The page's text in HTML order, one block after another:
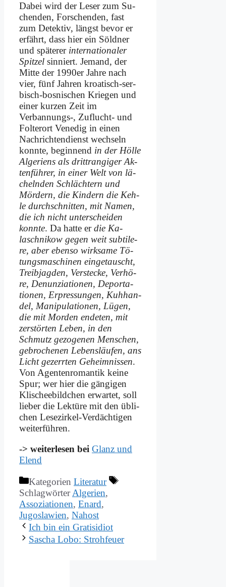
Da­bei wird der Le­ser zum Su­
chen­den, For­schen­den, fast
zum De­tek­tiv, längst be­vor er
er­fährt, dass hier ein Söld­ner
und spä­te­rer in­ter­na­tio­na­ler
Spit­zel sin­niert. Je­mand, der
Mit­te der 1990er Jah­re nach
vier, fünf Jah­ren kroa­tisch-ser­
bisch-bos­ni­schen Krie­gen und
ei­ner kur­zen Zeit im
Verbannungs‑, Zu­flucht- und
Fol­ter­ort Ve­ne­dig in ei­nen
Nach­rich­ten­dienst wech­seln
konn­te, be­gin­nend in der Höl­le
Al­ge­ri­ens als dritt­ran­gi­ger Ak­
ten­füh­rer, in ei­ner Welt von lä­
cheln­den Schläch­tern und
Mör­dern, die Kin­dern die Keh­
le durch­schnit­ten, mit Na­men,
die ich nicht un­ter­schei­den
konn­te. Da hat­te erdie Ka­
lasch­ni­kow ge­gen weit sub­ti­le­
re, aber eben­so wirk­sa­me Tö­
tungs­ma­schi­nen ein­ge­tauscht,
Treib­jag­den, Ver­stecke, Ver­hö­
re, De­nun­zia­tio­nen, De­por­ta­
tio­nen, Er­pres­sun­gen, Kuh­han­
del, Ma­ni­pu­la­tio­nen, Lü­gen,
die mit Mor­den en­de­ten, mit
zer­stör­ten Le­ben, in den
Schmutz ge­zo­ge­nen Men­schen,
ge­bro­che­nen Le­bens­läu­fen, ans
Licht ge­zerr­ten Ge­heim­nis­sen.
Von Agen­ten­ro­man­tik kei­ne
Spur; wer hier die gän­gi­gen
Kli­schee­bild­chen er­war­tet, soll
lie­ber die Lek­tü­re mit den üb­li­
chen Le­se­zir­kel-Ver­däch­ti­gen
wei­ter­füh­ren.
-> wei­ter­le­sen bei Glanz und
Elend
Kategorien Literatur
SchlagwörterAlgerien,
Assoziationen, Enard,
Jugoslawien, Nahost
Ich bin ein Gra­ti­sidi­ot
Sa­scha Lo­bo: Stroh­feu­er